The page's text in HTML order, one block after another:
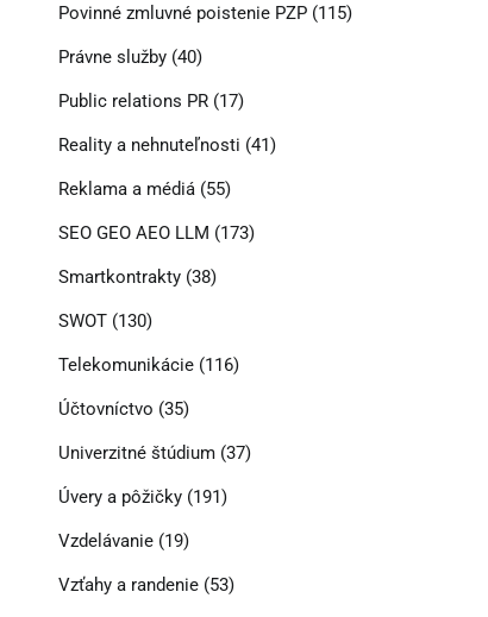
Povinné zmluvné poistenie PZP(115)
Právne služby(40)
Public relations PR(17)
Reality a nehnuteľnosti (41)
Reklama a médiá(55)
SEO GEO AEO LLM (173)
Smartkontrakty(38)
SWOT(130)
Telekomunikácie(116)
Účtovníctvo (35)
Univerzitné štúdium(37)
Úvery a pôžičky(191)
Vzdelávanie(19)
Vzťahy a randenie(53)